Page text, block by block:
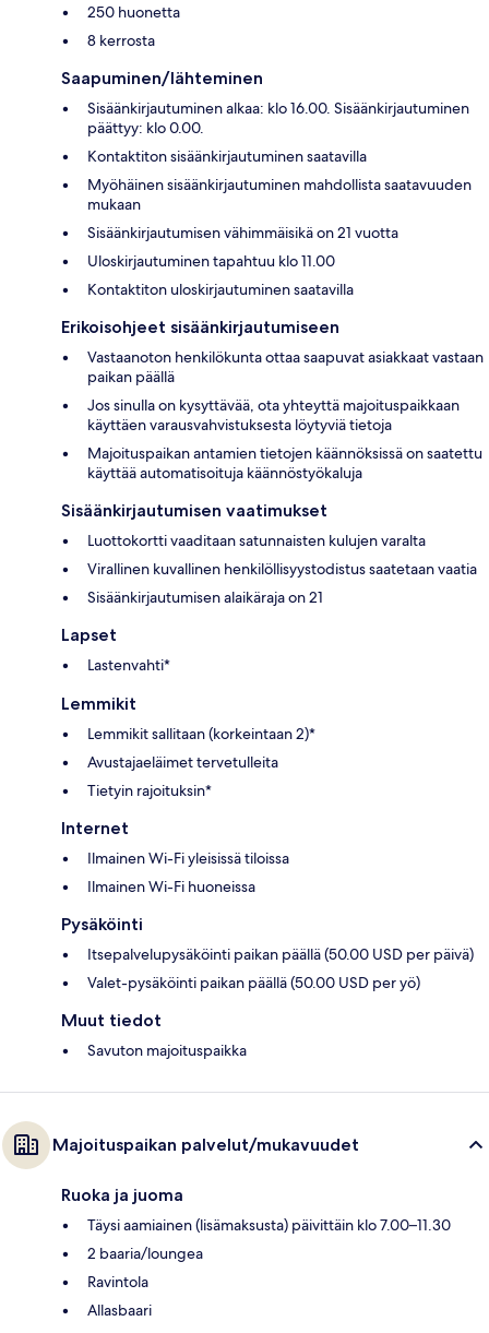
250 huonetta
8 kerrosta
Saapuminen/lähteminen
Sisäänkirjautuminen alkaa: klo 16.00. Sisäänkirjautuminen
päättyy: klo 0.00.
Kontaktiton sisäänkirjautuminen saatavilla
Myöhäinen sisäänkirjautuminen mahdollista saatavuuden
mukaan
Sisäänkirjautumisen vähimmäisikä on 21 vuotta
Uloskirjautuminen tapahtuu klo 11.00
Kontaktiton uloskirjautuminen saatavilla
Erikoisohjeet sisäänkirjautumiseen
Vastaanoton henkilökunta ottaa saapuvat asiakkaat vastaan
paikan päällä
Jos sinulla on kysyttävää, ota yhteyttä majoituspaikkaan
käyttäen varausvahvistuksesta löytyviä tietoja
Majoituspaikan antamien tietojen käännöksissä on saatettu
käyttää automatisoituja käännöstyökaluja
Sisäänkirjautumisen vaatimukset
Luottokortti vaaditaan satunnaisten kulujen varalta
Virallinen kuvallinen henkilöllisyystodistus saatetaan vaatia
Sisäänkirjautumisen alaikäraja on 21
Lapset
Lastenvahti*
Lemmikit
Lemmikit sallitaan (korkeintaan 2)*
Avustajaeläimet tervetulleita
Tietyin rajoituksin*
Internet
Ilmainen Wi-Fi yleisissä tiloissa
Ilmainen Wi-Fi huoneissa
Pysäköinti
Itsepalvelupysäköinti paikan päällä (50.00 USD per päivä)
Valet-pysäköinti paikan päällä (50.00 USD per yö)
Muut tiedot
Savuton majoituspaikka
Majoituspaikan palvelut/mukavuudet
Ruoka ja juoma
Täysi aamiainen (lisämaksusta) päivittäin klo 7.00–11.30
2 baaria/loungea
Ravintola
Allasbaari